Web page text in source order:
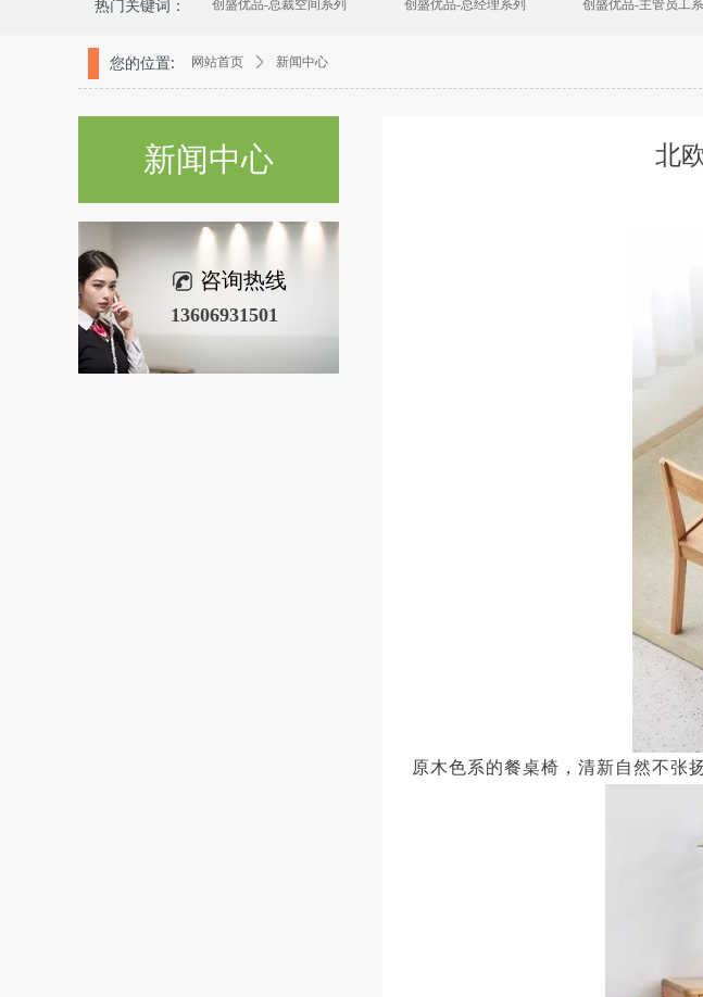
热门关键词： 创盛优品-总裁空间系列 创盛优品-总经理系列 创盛优品-主管员工
您的位置: 网站首页 ꄲ 新闻中心
新闻中心
13606931501
咨询热线
北
原木色系的餐桌椅，清新自然不张